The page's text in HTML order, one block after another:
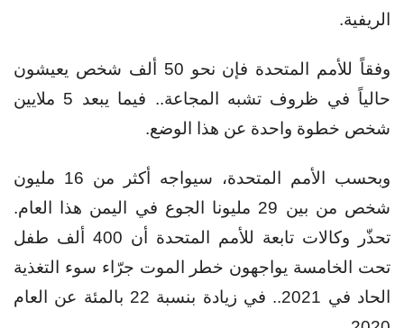
الريفية.
وفقاً للأمم المتحدة فإن نحو 50 ألف شخص يعيشون
حالياً في ظروف تشبه المجاعة.. فيما يبعد 5 ملايين
شخص خطوة واحدة عن هذا الوضع.
وبحسب الأمم المتحدة، سيواجه أكثر من 16 مليون
شخص من بين 29 مليونا الجوع في اليمن هذا العام.
تحذّر وكالات تابعة للأمم المتحدة أن 400 ألف طفل
تحت الخامسة يواجهون خطر الموت جرّاء سوء التغذية
الحاد في 2021.. في زيادة بنسبة 22 بالمئة عن العام